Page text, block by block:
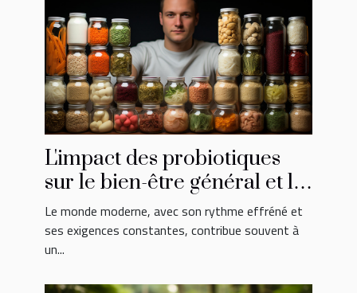
L'impact des probiotiques
sur le bien-être général et la
réduction du stress
Le monde moderne, avec son rythme effréné et
ses exigences constantes, contribue souvent à
un...